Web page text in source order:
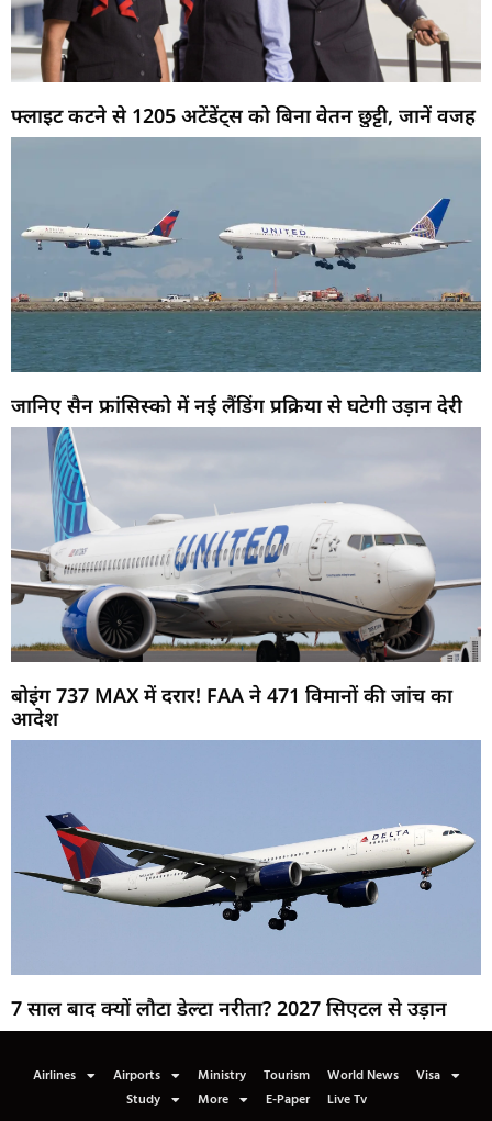
फ्लाइट कटने से 1205 अटेंडेंट्स को बिना वेतन छुट्टी, जानें वजह
जानिए सैन फ्रांसिस्को में नई लैंडिंग प्रक्रिया से घटेगी उड़ान देरी
बोइंग 737 MAX में दरार! FAA ने 471 विमानों की जांच का
आदेश
7 साल बाद क्यों लौटा डेल्टा नरीता? 2027 सिएटल से उड़ान
Airlines Airports Ministry Tourism World News
Visa
Study
More E-Paper Live Tv